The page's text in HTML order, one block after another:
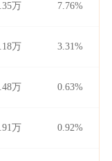
万 7.76%
万 3.31%
万 0.63%
万 0.92%